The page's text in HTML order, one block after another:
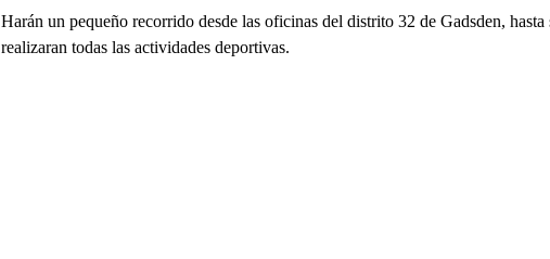
Harán un pequeño recorrido desde las oficinas del distrito 32 de Gadsden,
realizaran todas las actividades deportivas.